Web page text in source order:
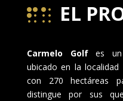
 EL
Carmelo Golfes un
ubicado en la localidad
con 270 hectáreas
distingue por sus